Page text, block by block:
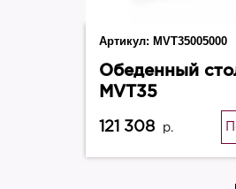
Артикул: MVT35005000
Обеденный
MVT35
121 308 р.